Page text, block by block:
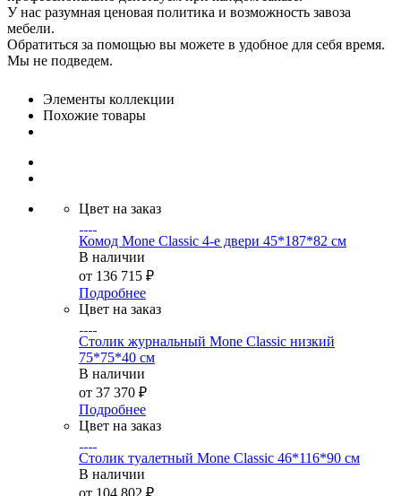
У нас разумная ценовая политика и возможность завоза
мебели.
Обратиться за помощью вы можете в удобное для себя время.
Мы не подведем.
Элементы коллекции
Похожие товары
Цвет на заказ
Комод Mone Classic 4-е двери 45*187*82 см
В наличии
от 136 715 ₽
Подробнее
Цвет на заказ
Столик журнальный Mone Classic низкий
75*75*40 см
В наличии
от 37 370 ₽
Подробнее
Цвет на заказ
Столик туалетный Mone Classic 46*116*90 см
В наличии